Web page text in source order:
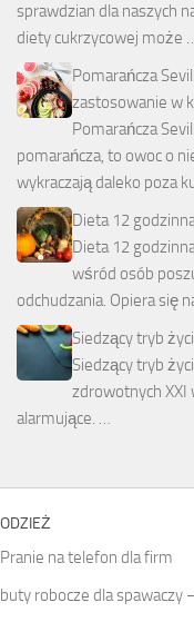
sprawdzian dla naszych
diety cukrzycowej może
Pomarańcza
zastosowanie w
Pomarańcza
pomarańcza, to owoc o
wykraczają daleko poza
Dieta 12
Dieta 12
wśród osób
odchudzania. Opiera się
Siedzący tryb
Siedzący tryb
zdrowotnych XXI
alarmujące. …
ODZIEŻ
Pranie na telefon dla firm
buty robocze dla spawaczy